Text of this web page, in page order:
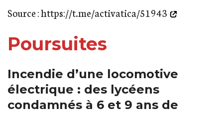
Source :https://t.me/activatica/51943
Poursuites
Incendie d’une locomotive
électrique : des lycéens
condamnés à 6 et 9 ans de